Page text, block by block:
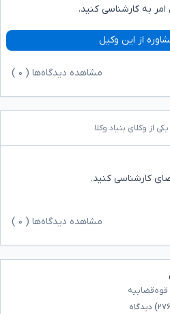
به کارشناسی کنید.
از این وکیل
مشاهده دیدگاه‌ها ( ۰
از وکلای بنیاد وکلا
کارشناسی کنید.
مشاهده دیدگاه‌ها ( ۰
قوه‌قضاییه
دیدگاه